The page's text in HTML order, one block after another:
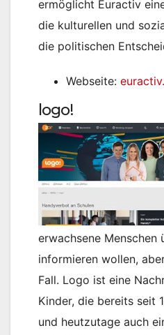
ermöglicht Euractiv
die kulturellen und
die politischen
Webseite:
logo!
erwachsene Menschen
informieren wollen,
Fall. Logo ist eine
Kinder, die bereits seit
und heutzutage auch